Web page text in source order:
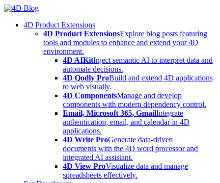
Skip
content4D Product Extensions
4D Product ExtensionsExplore blog posts featuring
tools and modules to enhance and extend your 4D
environment.
4D AIKitInject semantic AI to interpret data and
automate decisions.
4D Qodly ProBuild and extend 4D applications
to web visually.
4D ComponentsManage and develop
components with modern dependency control.
Email, Microsoft 365, GmailIntegrate
authentication, email, and calendar in 4D
applications.
4D Write ProGenerate data-driven
documents with the 4D word processor and
integrated AI assistant.
4D View ProVisualize data and manage
spreadsheets effectively.